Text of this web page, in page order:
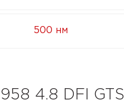
500 нм
4.8 DFI GTS